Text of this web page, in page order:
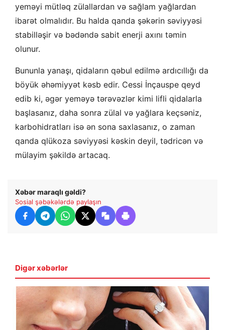
yeməyi mütləq zülallardan və sağlam yağlardan
ibarət olmalıdır. Bu halda qanda şəkərin səviyyəsi
stabilləşir və bədəndə sabit enerji axını təmin
olunur.
Bununla yanaşı, qidaların qəbul edilmə ardıcıllığı da
böyük əhəmiyyət kəsb edir. Cessi İnçauspe qeyd
edib ki, əgər yeməyə tərəvəzlər kimi lifli qidalarla
başlasanız, daha sonra zülal və yağlara keçsəniz,
karbohidratları isə ən sona saxlasanız, o zaman
qanda qlükoza səviyyəsi kəskin deyil, tədricən və
mülayim şəkildə artacaq.
Xəbər maraqlı gəldi?
Sosial şəbəkələrdə paylaşın
Digər xəbərlər